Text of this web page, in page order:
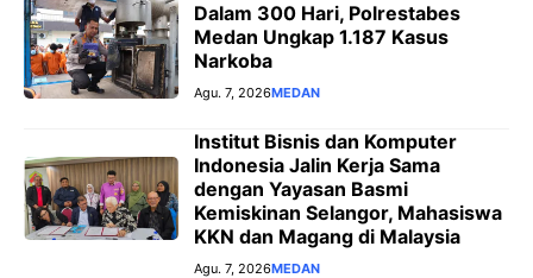
Dalam 300 Hari, Polrestabes
Medan Ungkap 1.187 Kasus
Narkoba
Agu. 7, 2026MEDAN
Institut Bisnis dan Komputer
Indonesia Jalin Kerja Sama
dengan Yayasan Basmi
Kemiskinan Selangor, Mahasiswa
KKN dan Magang di Malaysia
Agu. 7, 2026MEDAN